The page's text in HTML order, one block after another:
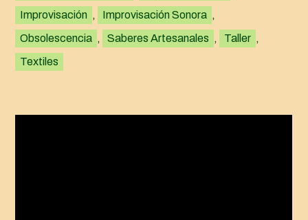
Improvisación , Improvisación Sonora ,
Obsolescencia , Saberes Artesanales , Taller ,
Textiles